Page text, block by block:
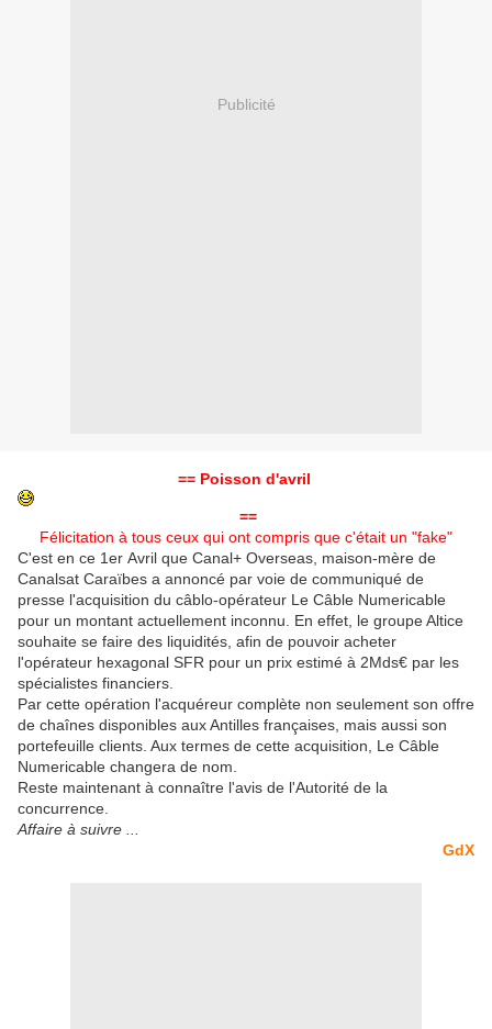
Publicité
== Poisson d'avril
==
Félicitation à tous ceux qui ont compris que c'était un "fake"
C'est en ce 1er Avril que Canal+ Overseas, maison-mère de
Canalsat Caraïbes a annoncé par voie de communiqué de
presse l'acquisition du câblo-opérateur Le Câble Numericable
pour un montant actuellement inconnu. En effet, le groupe Altice
souhaite se faire des liquidités, afin de pouvoir acheter
l'opérateur hexagonal SFR pour un prix estimé à 2Mds€ par les
spécialistes financiers.
Par cette opération l'acquéreur complète non seulement son offre
de chaînes disponibles aux Antilles françaises, mais aussi son
portefeuille clients. Aux termes de cette acquisition, Le Câble
Numericable changera de nom.
Reste maintenant à connaître l'avis de l'Autorité de la
concurrence.
Affaire à suivre
GdX